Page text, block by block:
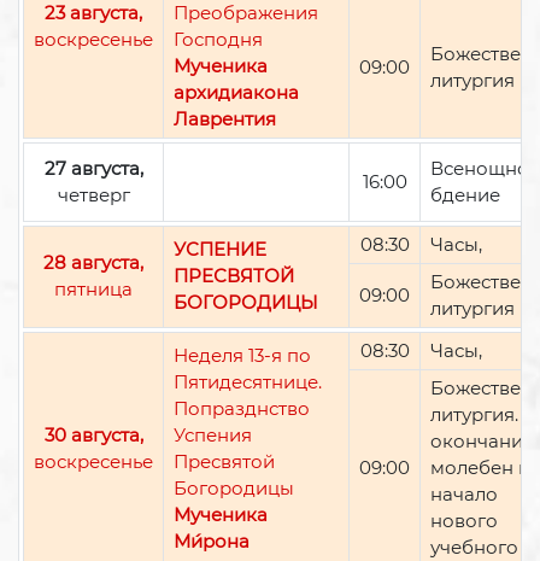
23 августа,
воскресенье
Преображения
Господня
Мученика
архидиакона
Лаврентия
09:00
литургия
27 августа,
четверг
16:00
Всенощное
бдение
28 августа,
пятница
УСПЕНИЕ
ПРЕСВЯТОЙ
БОГОРОДИЦЫ
08:30 Часы,
09:00
литургия
30 августа,
воскресенье
Неделя 13-я по
Пятидесятнице.
Попразднство
Успения
Пресвятой
Богородицы
Мученика
Ми́рона
08:30 Часы,
09:00
литургия.
окончании
молебен
начало
нового
учебного